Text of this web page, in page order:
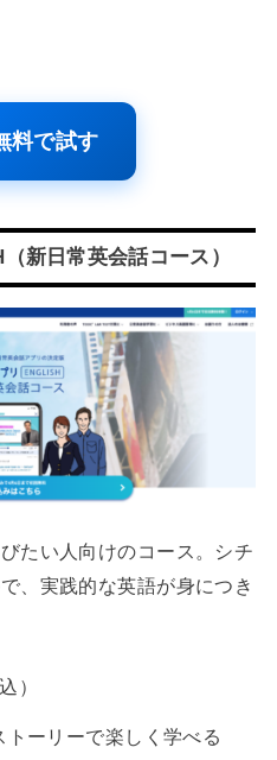
料で試す
新日常英会話コース）
たい人向けのコース。シチ
、実践的な英語が身につき
）
ーリーで楽しく学べる